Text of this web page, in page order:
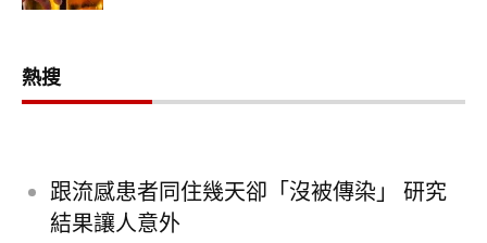
熱搜
跟流感患者同住幾天卻「沒被傳染」 研究
結果讓人意外